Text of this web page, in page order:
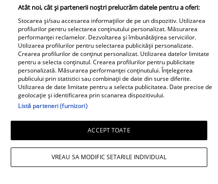
Horoscop 3 august 2026. Chiron
retrograd. Șoc astrologic! Totul se
schimbă pentru o zodie. Decizii
Atât noi, cât și partenerii noștri prelucrăm datele pentru a oferi:
Stocarea și/sau accesarea informațiilor de pe un dispozitiv. Utilizarea
profilurilor pentru selectarea conținutului personalizat. Măsurarea
performanței reclamelor. Dezvoltarea și îmbunătățirea serviciilor.
Utilizarea profilurilor pentru selectarea publicității personalizate.
Crearea profilurilor de conținut personalizat. Utilizarea datelor limitate
pentru a selecta conținutul. Crearea profilurilor pentru publicitate
personalizată. Măsurarea performanței conținutului. Înțelegerea
publicului prin statistici sau combinații de date din surse diferite.
Utilizarea de date limitate pentru a selecta publicitatea. Date precise de
geolocație și identificarea prin scanarea dispozitivului.
Listă parteneri (furnizori)
ACCEPT TOATE
VREAU SA MODIFIC SETARILE INDIVIDUAL